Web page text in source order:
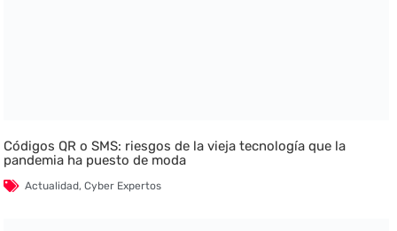
Códigos QR o SMS: riesgos de la vieja tecnología que la
pandemia ha puesto de moda
Actualidad,Cyber Expertos